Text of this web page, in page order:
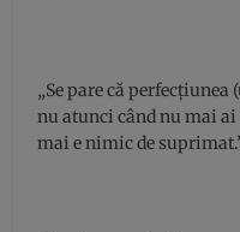
„Se pare că
nu atunci când nu mai
mai e nimic de